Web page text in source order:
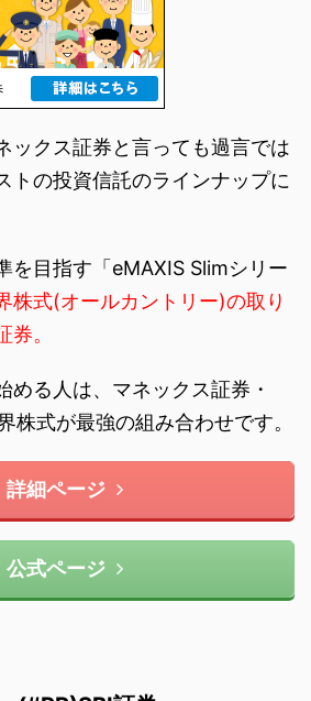
ックス証券と言っても過言では
トの投資信託のラインナップに
を目指す「eMAXIS Slimシリー
株式(オールカントリー)の取り
。
める人は、マネックス証券・
株式が最強の組み合わせです。
詳細ページ
公式ページ